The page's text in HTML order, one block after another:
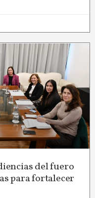
del fuero
para fortalecer